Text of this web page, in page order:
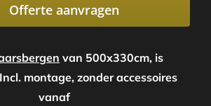
Offerte aanvragen
van 500x330cm, is
montage, zonder accessoires
vanaf